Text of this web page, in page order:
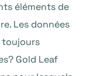
éléments de
Les données
toujours
Gold Leaf